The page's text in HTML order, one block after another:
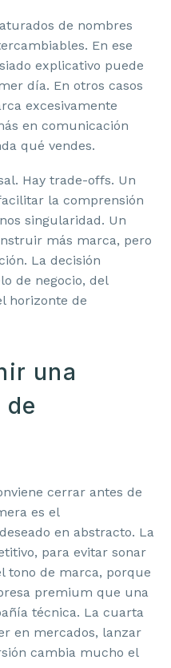
de nombres
En ese
explicativo puede
día. En otros casos
excesivamente
en comunicación
qué vendes.
Hay trade-offs. Un
la comprensión
singularidad. Un
más marca, pero
La decisión
de negocio, del
horizonte de
una
de
cerrar antes de
es el
en abstracto. La
para evitar sonar
tono de marca, porque
premium que una
técnica. La cuarta
en mercados, lanzar
cambia mucho el